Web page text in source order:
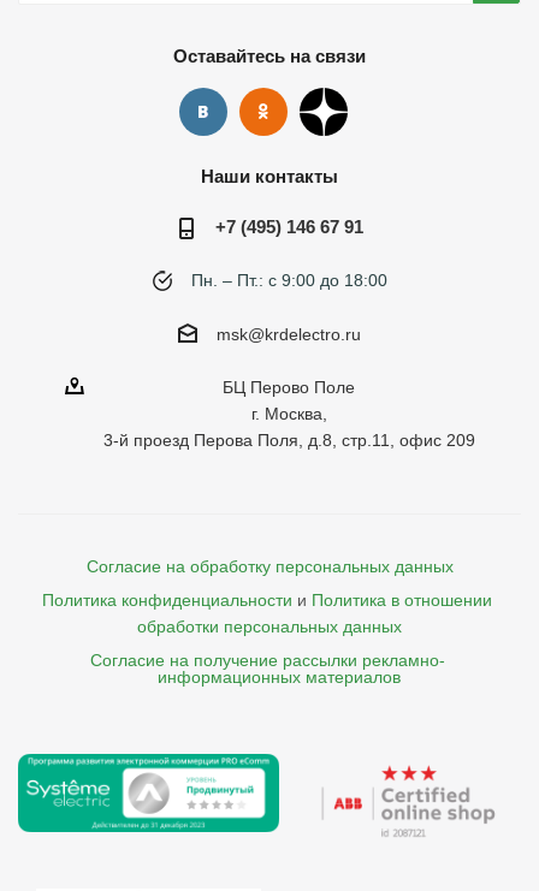
Оставайтесь на связи
Наши контакты
+7 (495) 146 67 91
Пн. – Пт.: с 9:00 до 18:00
msk@krdelectro.ru
БЦ Перово Поле
г. Москва,
3-й проезд Перова Поля, д.8, стр.11, офис 209
Согласие на обработку персональных данных
Политика конфиденциальности и Политика в отношении
обработки персональных данных
Согласие на получение рассылки рекламно-
    информационных материалов